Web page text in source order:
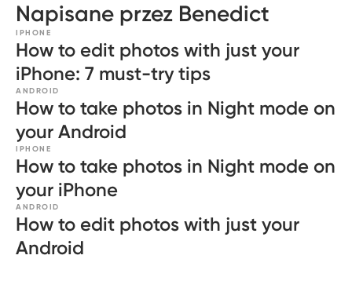
Napisane przez Benedict
IPHONE
How to edit photos with just your
iPhone: 7 must-try tips
ANDROID
How to take photos in Night mode on
your Android
IPHONE
How to take photos in Night mode on
your iPhone
ANDROID
How to edit photos with just your
Android